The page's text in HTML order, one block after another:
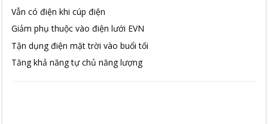
Vẫn có điện khi cúp điện
Giảm phụ thuộc vào điện lưới EVN
Tận dụng điện mặt trời vào buổi tối
Tăng khả năng tự chủ năng lượng